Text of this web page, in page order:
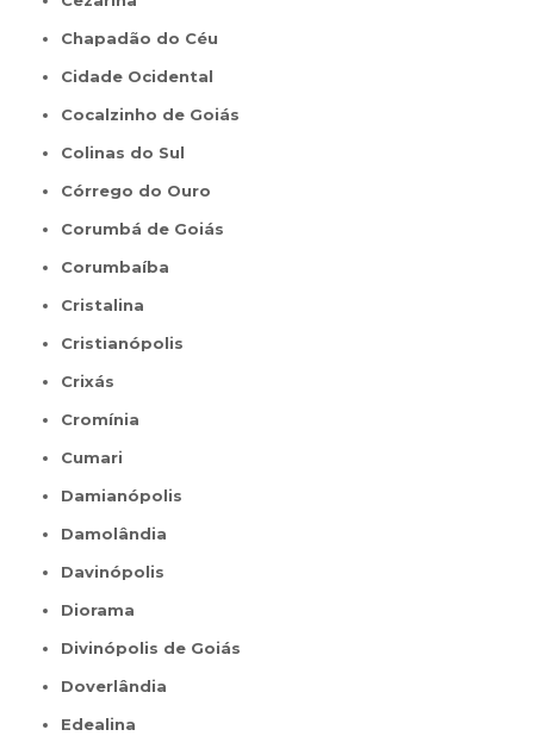
Chapadão do Céu
Cidade Ocidental
Cocalzinho de Goiás
Colinas do Sul
Córrego do Ouro
Corumbá de Goiás
Corumbaíba
Cristalina
Cristianópolis
Crixás
Cromínia
Cumari
Damianópolis
Damolândia
Davinópolis
Diorama
Divinópolis de Goiás
Doverlândia
Edealina